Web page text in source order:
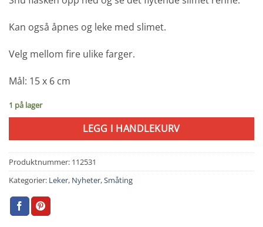
Kan også åpnes og leke med slimet.
Velg mellom fire ulike farger.
Mål: 15 x 6 cm
1 på lager
LEGG I HANDLEKURV
Produktnummer: 112531
Kategorier: Leker, Nyheter,Småting